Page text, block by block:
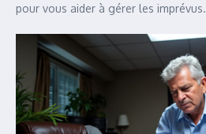
pour vous aider à gérer les imprévus.